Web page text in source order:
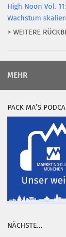
High Noon Vol.
Wachstum
> WEITERE
MEHR
PACK MA’S
NÄCHSTE…